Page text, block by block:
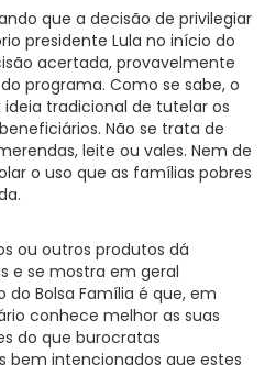
que a decisão de privilegiar
presidente Lula no início do
acertada, provavelmente
programa. Como se sabe, o
ideia tradicional de tutelar os
Não se trata de
leite ou vales. Nem de
o uso que as famílias pobres
ou outros produtos dá
e se mostra em geral
Bolsa Família é que, em
conhece melhor as suas
do que burocratas
bem intencionados que estes